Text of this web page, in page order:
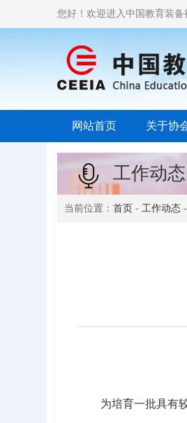
您好！欢迎进入中国教育装备
网站首页 关于协
工作动态
当前位置： 首页 - 工作动态 -
为培育一批具有较